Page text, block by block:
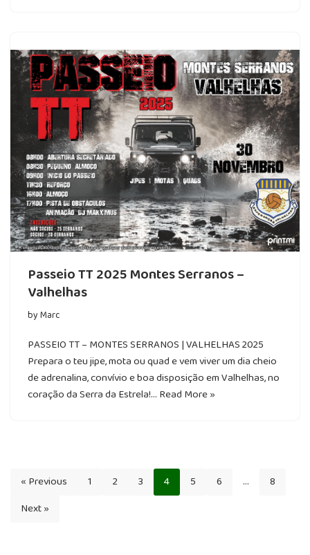
Passeio TT 2025 Montes Serranos –
Valhelhas
byMarc
PASSEIO TT – MONTES SERRANOS | VALHELHAS 2025
Prepara o teu jipe, mota ou quad e vem viver um dia cheio
de adrenalina, convívio e boa disposição em Valhelhas, no
coração da Serra da Estrela!… Read More »
« Previous 1 2 3 4 5 6 …
8
Next »